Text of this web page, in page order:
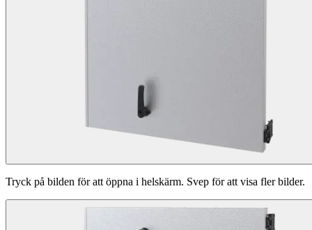
Tryck på bilden för att öppna i helskärm. Svep för att visa fler bilder.